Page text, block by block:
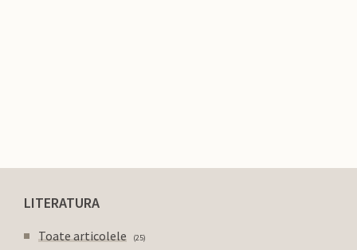
LITERATURA
Toate articolele 25